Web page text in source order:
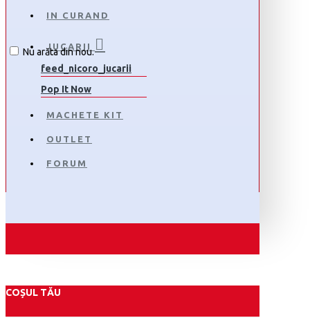
IN CURAND
JUCARII
feed_nicoro_jucarii
Pop It Now
MACHETE KIT
OUTLET
FORUM
COȘUL TĂU
Nu arăta din nou.